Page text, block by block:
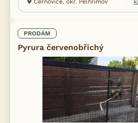
PRODÁM
Pyrura červenobřichý